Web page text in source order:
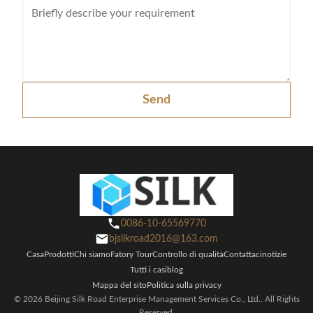
Send
0086-10-65569770
bjsilkroad2016@163.com
CasaProdottiChi siamoFatory TourControllo di qualitàContattacinotizie
Tutti i casi blog
Mappa del sitoPolitica sulla privacy
© 2026 Beijing Silk Road Enterprise Management Services Co., Ltd.. All Rights